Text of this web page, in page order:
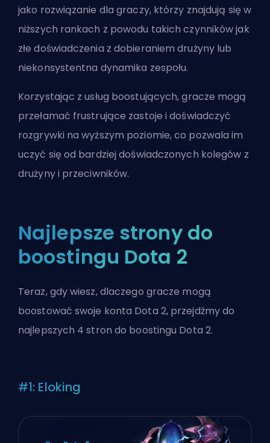
jako rozwiązanie dla graczy, którzy znajdują się w
niższych rankach z powodu takich czynników jak
złe doświadczenia z dobieraniem drużyny lub
niekonsystentna dynamika zespołu.
Korzystając z usług boostujących, gracze mogą
przełamać frustrujące zastoje i doświadczyć
rozgrywki na wyższym poziomie, co pozwala im
uczyć się od bardziej doświadczonych kolegów z
drużyny i przeciwników.
Najlepsze strony do
boostingu Dota 2
Teraz, gdy wiesz, dlaczego gracze mogą
boostować swoje konta Dota 2, przejdźmy do
najlepszych 4 stron do boostingu Dota 2.
#1: Eloking